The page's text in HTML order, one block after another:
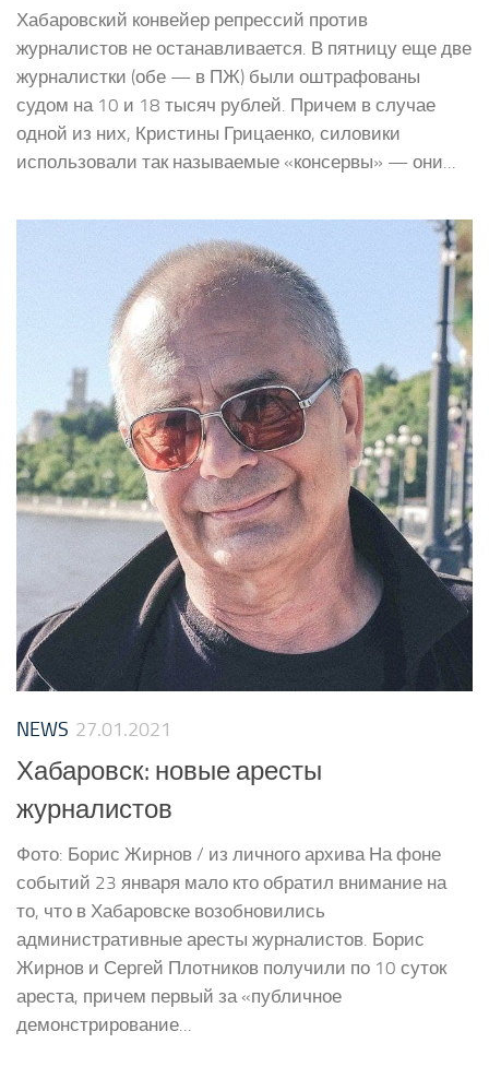
Хабаровский конвейер репрессий против
журналистов не останавливается. В пятницу еще две
журналистки (обе — в ПЖ) были оштрафованы
судом на 10 и 18 тысяч рублей. Причем в случае
одной из них, Кристины Грицаенко, силовики
использовали так называемые «консервы» — они...
NEWS 27.01.2021
Хабаровск: новые аресты
журналистов
Фото: Борис Жирнов / из личного архива На фоне
событий 23 января мало кто обратил внимание на
то, что в Хабаровске возобновились
административные аресты журналистов. Борис
Жирнов и Сергей Плотников получили по 10 суток
ареста, причем первый за «публичное
демонстрирование...